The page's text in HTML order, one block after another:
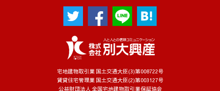
宅地建物取引業 国土交通大臣(3)第008722号
賃貸住宅管理業 国土交通大臣(2)第003127号
公益財団法人 全国宅地建物取引業保証協会